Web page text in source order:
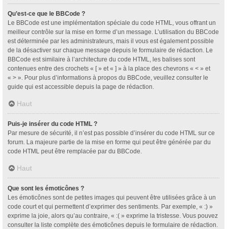
Qu’est-ce que le BBCode ?
Le BBCode est une implémentation spéciale du code HTML, vous offrant un
meilleur contrôle sur la mise en forme d’un message. L’utilisation du BBCode
est déterminée par les administrateurs, mais il vous est également possible
de la désactiver sur chaque message depuis le formulaire de rédaction. Le
BBCode est similaire à l’architecture du code HTML, les balises sont
contenues entre des crochets « [ » et « ] » à la place des chevrons « < » et
« > ». Pour plus d’informations à propos du BBCode, veuillez consulter le
guide qui est accessible depuis la page de rédaction.
Haut
Puis-je insérer du code HTML ?
Par mesure de sécurité, il n’est pas possible d’insérer du code HTML sur ce
forum. La majeure partie de la mise en forme qui peut être générée par du
code HTML peut être remplacée par du BBCode.
Haut
Que sont les émoticônes ?
Les émoticônes sont de petites images qui peuvent être utilisées grâce à un
code court et qui permettent d’exprimer des sentiments. Par exemple, « :) »
exprime la joie, alors qu’au contraire, « :( » exprime la tristesse. Vous pouvez
consulter la liste complète des émoticônes depuis le formulaire de rédaction.